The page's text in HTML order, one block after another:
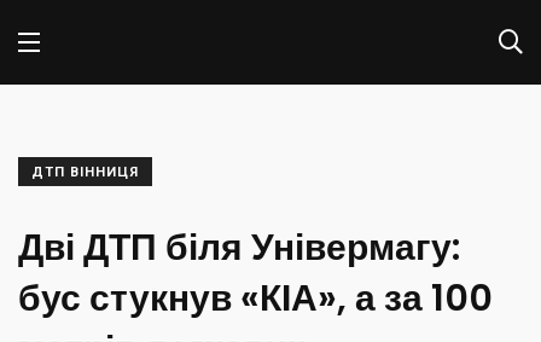
ДТП ВІННИЦЯ
Дві ДТП біля Універмагу:
бус стукнув «КІА», а за 100